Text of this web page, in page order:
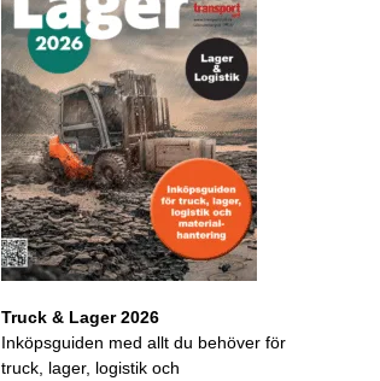
Truck & Lager 2026
Inköpsguiden med allt du behöver för
truck, lager, logistik och